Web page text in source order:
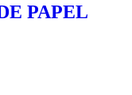
PAPEL